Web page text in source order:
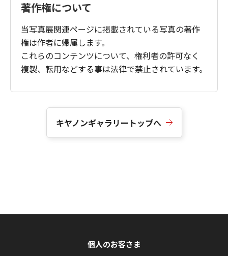
著作権について
当写真展関連ページに掲載されている写真の著作
権は作者に帰属します。
これらのコンテンツについて、権利者の許可なく
複製、転用などする事は法律で禁止されています。
キヤノンギャラリートップへ
個人のお客さま